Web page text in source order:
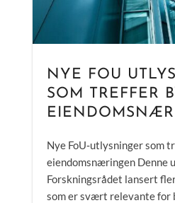
NYE FOU
SOM TREFFER
Nye FoU‑utlysninger som
eiendomsnæringen Denne
Forskningsrådet lansert
som er svært relevante for